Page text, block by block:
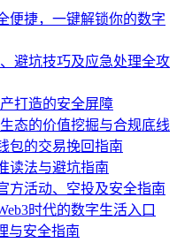
便捷，一键解锁你的数字
避坑技巧及应急处理全攻
打造的安全屏障
态的价值挖掘与合规底线
包的交易挽回指南
读法与避坑指南
方活动、空投及安全指南
时代的数字生活入口
与安全指南